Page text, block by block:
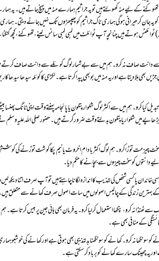
دانتوں کو سخت چیزوں سے بچانے کا حکم دیا۔
زندگی کے چالیس اصولوں میں سات اصول صرف کھانے سے متعلق ہیں۔میں
کے منافی بھی ہے۔
یہ چھینک سارے کھانے کو برباد کرسکتی ہے۔